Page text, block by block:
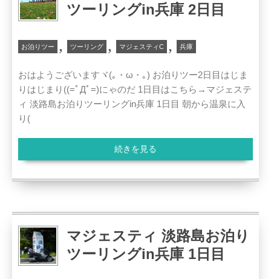
ツーリングin兵庫 2日目
お泊りツー , ツーリング , マジェスティC , 兵庫
おはようございますヾ(｡・ω・｡) お泊りツー2日目はじま
りはじまり((=ﾟДﾟ=)にゃのだ 1日目はこちら→マジェステ
ィ 淡路島お泊りツーリングin兵庫 1日目 朝から温泉に入
り(
続きを見る
マジェスティ 淡路島お泊り
ツーリングin兵庫 1日目